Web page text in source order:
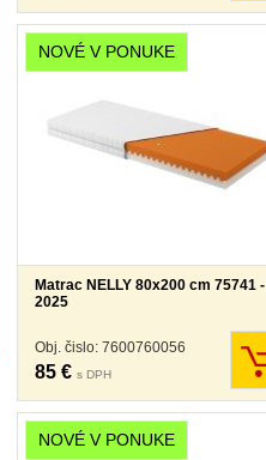
NOVÉ V PONUKE
Matrac NELLY 80x200 cm 75741 -
2025
Obj. čislo: 7600760056
85 € s DPH
NOVÉ V PONUKE